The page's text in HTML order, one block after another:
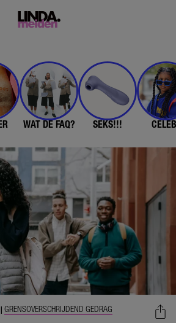
WAT DE FAQ? SEKS!!!
| GRENSOVERSCHRIJDEND GEDRAG